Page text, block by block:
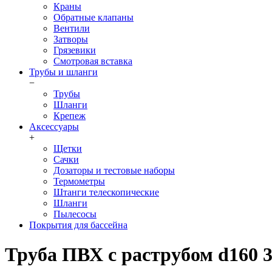
Краны
Обратные клапаны
Вентили
Затворы
Грязевики
Смотровая вставка
Трубы и шланги
−
Трубы
Шланги
Крепеж
Аксессуары
+
Щетки
Сачки
Дозаторы и тестовые наборы
Термометры
Штанги телескопические
Шланги
Пылесосы
Покрытия для бассейна
Труба ПВХ с раструбом d160